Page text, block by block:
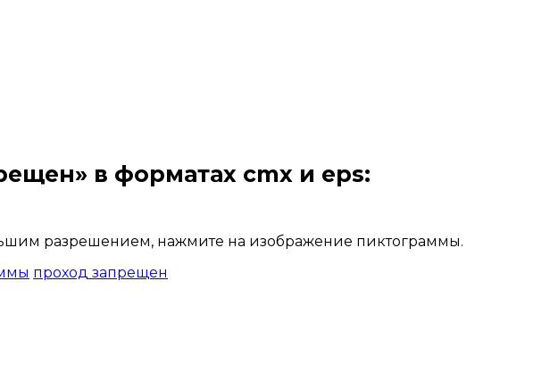
в форматах cmx и eps:
разрешением, нажмите на изображение пиктограммы.
проход запрещен